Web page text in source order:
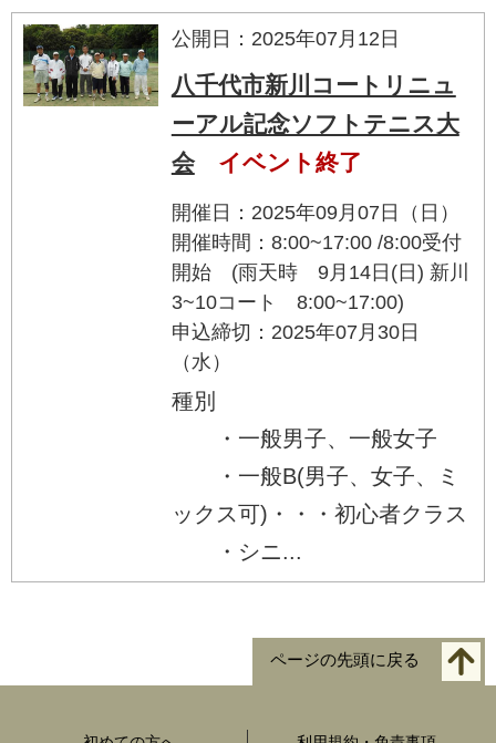
公開日：2025年07月12日
八千代市新川コートリニュ
ーアル記念ソフトテニス大
会
イベント終了
開催日：2025年09月07日（日）
開催時間：8:00~17:00 /8:00受付
開始 (雨天時 9月14日(日) 新川
3~10コート 8:00~17:00)
申込締切：2025年07月30日
（水）
種別
・一般男子、一般女子
・一般B(男子、女子、ミ
ックス可)・・・初心者クラス
・シニ...
ページの先頭に戻る